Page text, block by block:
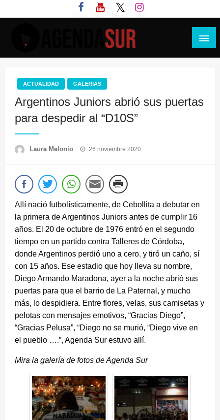
al
ACTUALIDAD GALERIAS
Argentinos Juniors abrió sus puertas
para despedir al “D10S”
Laura Melonio
Publicado
26 noviembre 2020
Allí nació futbolísticamente, de Cebollita a debutar en
la primera de Argentinos Juniors antes de cumplir 16
años. El 20 de octubre de 1976 entró en el segundo
tiempo en un partido contra Talleres de Córdoba,
donde Argentinos perdió uno a cero, y tiró un caño, sí
con 15 años. Ese estadio que hoy lleva su nombre,
Diego Armando Maradona, ayer a la noche abrió sus
puertas para que el barrio de La Paternal, y mucho
más, lo despidiera. Entre flores, velas, sus camisetas y
pelotas con mensajes emotivos, “Gracias Diego”,
“Gracias Pelusa”, “Diego no se murió, “Diego vive en
el pueblo ….”, Agenda Sur estuvo allí.
Mira la galería de fotos de Agenda Sur